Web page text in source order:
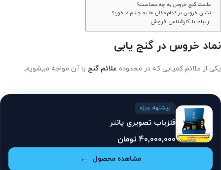
علامت گنج خروس به چه معناست؟
نشان خروس در کدام مکان ها به چشم میخورد؟
ارتباط با کارشناس فروش
نماد خروس در گنج یابی
یکی از علائم کمیابی که در محدوده علائم گنج با آن مواجه میشویم.
پیشنهاد ویژه
فلزیاب تصویری پانتر
40,000,000 تومان
مشاهده محصول